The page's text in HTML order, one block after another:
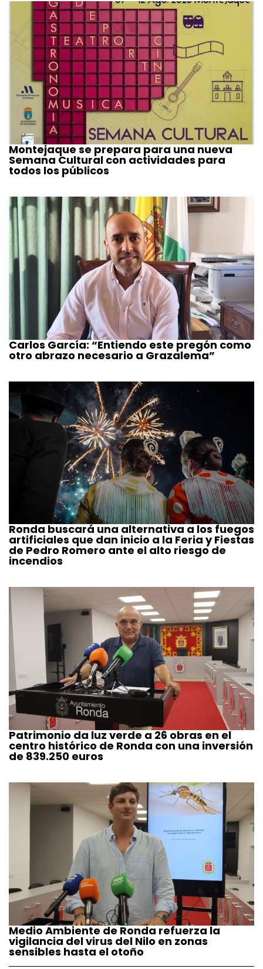
Montejaque se prepara para una nueva
Semana Cultural con actividades para
todos los públicos
Carlos García: “Entiendo este pregón como
otro abrazo necesario a Grazalema”
Ronda buscará una alternativa a los fuegos
artificiales que dan inicio a la Feria y Fiestas
de Pedro Romero ante el alto riesgo de
incendios
Patrimonio da luz verde a 26 obras en el
centro histórico de Ronda con una inversión
de 839.250 euros
Medio Ambiente de Ronda refuerza la
vigilancia del virus del Nilo en zonas
sensibles hasta el otoño